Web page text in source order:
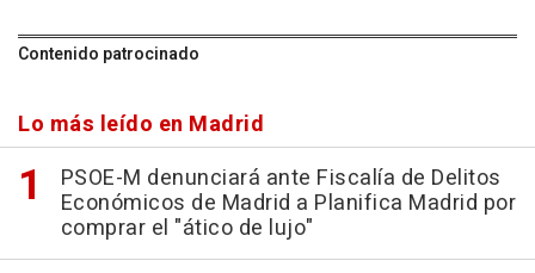
Contenido patrocinado
Lo más leído en Madrid
PSOE-M denunciará ante Fiscalía de Delitos
Económicos de Madrid a Planifica Madrid por
comprar el "ático de lujo"